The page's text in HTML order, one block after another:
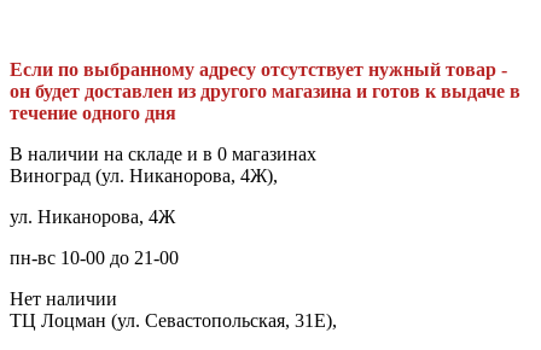
Если по выбранному адресу отсутствует нужный товар -
он будет доставлен из другого магазина и готов к выдаче в
течение одного дня
В наличии на складе и в 0 магазинах
Виноград (ул. Никанорова, 4Ж),
ул. Никанорова, 4Ж
пн-вс 10-00 до 21-00
Нет наличии
ТЦ Лоцман (ул. Севастопольская, 31Е),